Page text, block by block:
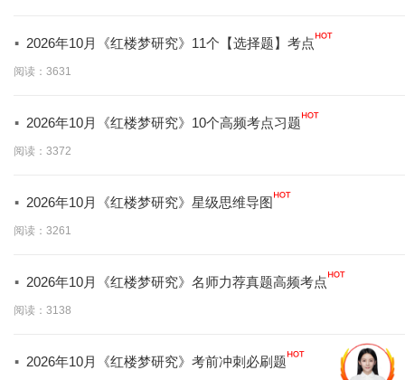
· 2026年10月《红楼梦研究》11个【选择题】考点
阅读：3631
· 2026年10月《红楼梦研究》10个高频考点习题
阅读：3372
· 2026年10月《红楼梦研究》星级思维导图
阅读：3261
· 2026年10月《红楼梦研究》名师力荐真题高频考点
阅读：3138
· 2026年10月《红楼梦研究》考前冲刺必刷题